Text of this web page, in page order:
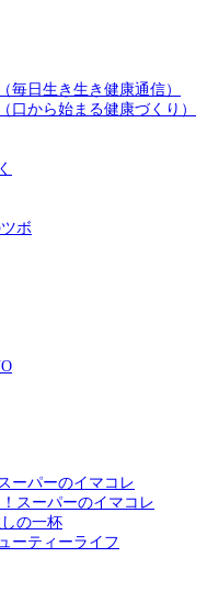
毎日生き生き健康通信）
口から始まる健康づくり）
ボ
ーパーのイマコレ
スーパーのイマコレ
の一杯
ーティーライフ